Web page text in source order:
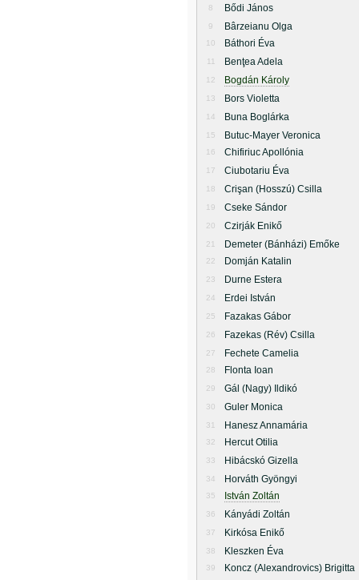
8 Bődi János
9 Bârzeianu Olga
10 Báthori Éva
11 Benţea Adela
12 Bogdán Károly
13 Bors Violetta
14 Buna Boglárka
15 Butuc-Mayer Veronica
16 Chifiriuc Apollónia
17 Ciubotariu Éva
18 Crişan (Hosszú) Csilla
19 Cseke Sándor
20 Czirják Enikő
21 Demeter (Bánházi) Emőke
22 Domján Katalin
23 Durne Estera
24 Erdei István
25 Fazakas Gábor
26 Fazekas (Rév) Csilla
27 Fechete Camelia
28 Flonta Ioan
29 Gál (Nagy) Ildikó
30 Guler Monica
31 Hanesz Annamária
32 Hercut Otilia
33 Hibácskó Gizella
34 Horváth Gyöngyi
35 István Zoltán
36 Kányádi Zoltán
37 Kirkósa Enikő
38 Kleszken Éva
39 Koncz (Alexandrovics) Brigitta